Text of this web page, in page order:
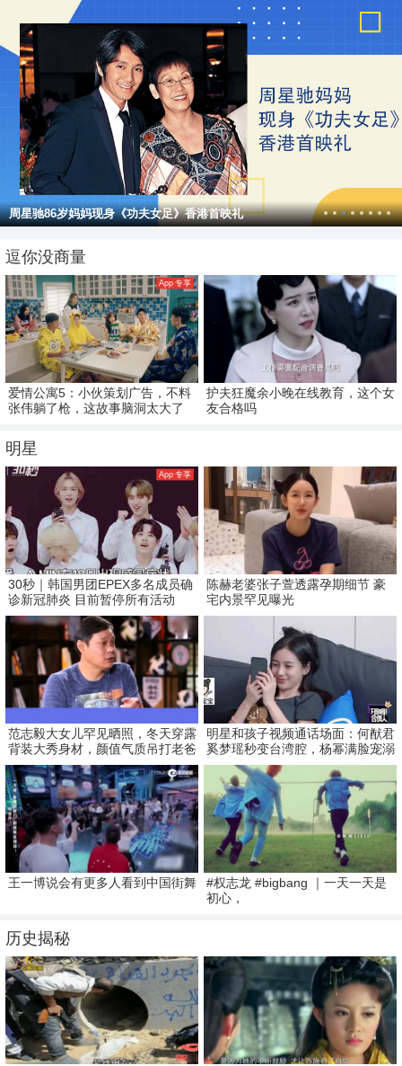
周星驰86岁妈妈现身《功夫女足》香港首映礼
逗你没商量
App 专享
爱情公寓5：小伙策划广告，不料
张伟躺了枪，这故事脑洞太大了
护夫狂魔余小晚在线教育，这个女
友合格吗
明星
App 专享
30秒｜韩国男团EPEX多名成员确
诊新冠肺炎 目前暂停所有活动
陈赫老婆张子萱透露孕期细节 豪
宅内景罕见曝光
范志毅大女儿罕见晒照，冬天穿露
背装大秀身材，颜值气质吊打老爸
明星和孩子视频通话场面：何猷君
奚梦瑶秒变台湾腔，杨幂满脸宠溺
王一博说会有更多人看到中国街舞
#权志龙 #bigbang ｜一天一天是
初心，
历史揭秘